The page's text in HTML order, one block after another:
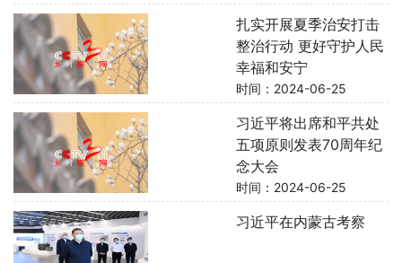
扎实开展夏季治安打击
整治行动 更好守护人民
幸福和安宁
时间：2024-06-25
习近平将出席和平共处
五项原则发表70周年纪
念大会
时间：2024-06-25
习近平在内蒙古考察